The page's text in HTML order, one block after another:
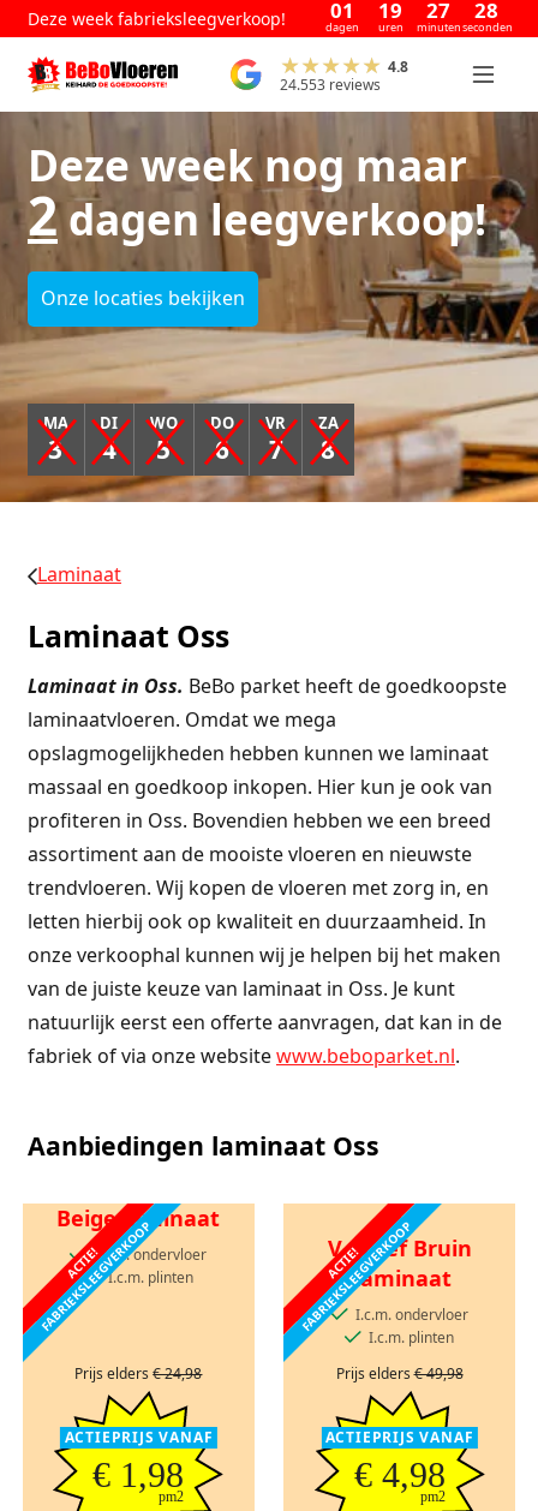
Deze week fabrieksleegverkoop! 01
dagen
19
uren
27
minuten
27
seconden
4.8
24.553 reviews
Deze week nog maar
2dagen leegverkoop!
Onze locaties bekijken
MA
3
DI
4
WO
5
DO
6
VR
7
ZA
8
Laminaat
Laminaat Oss
Laminaat in Oss. BeBo parket heeft de goedkoopste
laminaatvloeren. Omdat we mega
opslagmogelijkheden hebben kunnen we laminaat
massaal en goedkoop inkopen. Hier kun je ook van
profiteren in Oss. Bovendien hebben we een breed
assortiment aan de mooiste vloeren en nieuwste
trendvloeren. Wij kopen de vloeren met zorg in, en
letten hierbij ook op kwaliteit en duurzaamheid. In
onze verkoophal kunnen wij je helpen bij het maken
van de juiste keuze van laminaat in Oss. Je kunt
natuurlijk eerst een offerte aanvragen, dat kan in de
fabriek of via onze websitewww.beboparket.nl.
Aanbiedingen laminaat Oss
ACTIE!
FABRIEKSLEEGVERKOOP
Beige laminaat
I.c.m. ondervloer
I.c.m. plinten
Prijs elders€ 24,98
ACTIEPRIJS VANAF
€ 1,98
pm2
ACTIE!
FABRIEKSLEEGVERKOOP
V-groef Bruin
Laminaat
I.c.m. ondervloer
I.c.m. plinten
Prijs elders€ 49,98
ACTIEPRIJS VANAF
€ 4,98
pm2